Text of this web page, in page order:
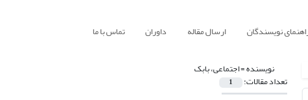
نویسندگان ارسال مقاله داوران تماس با ما
نویسنده =اجتماعی، بابک
تعداد مقالات: 1